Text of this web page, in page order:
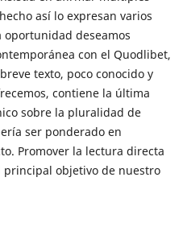
así lo expresan varios
oportunidad deseamos
con el Quodlibet,
texto, poco conocido y
contiene la última
sobre la pluralidad de
ser ponderado en
Promover la lectura directa
principal objetivo de nuestro